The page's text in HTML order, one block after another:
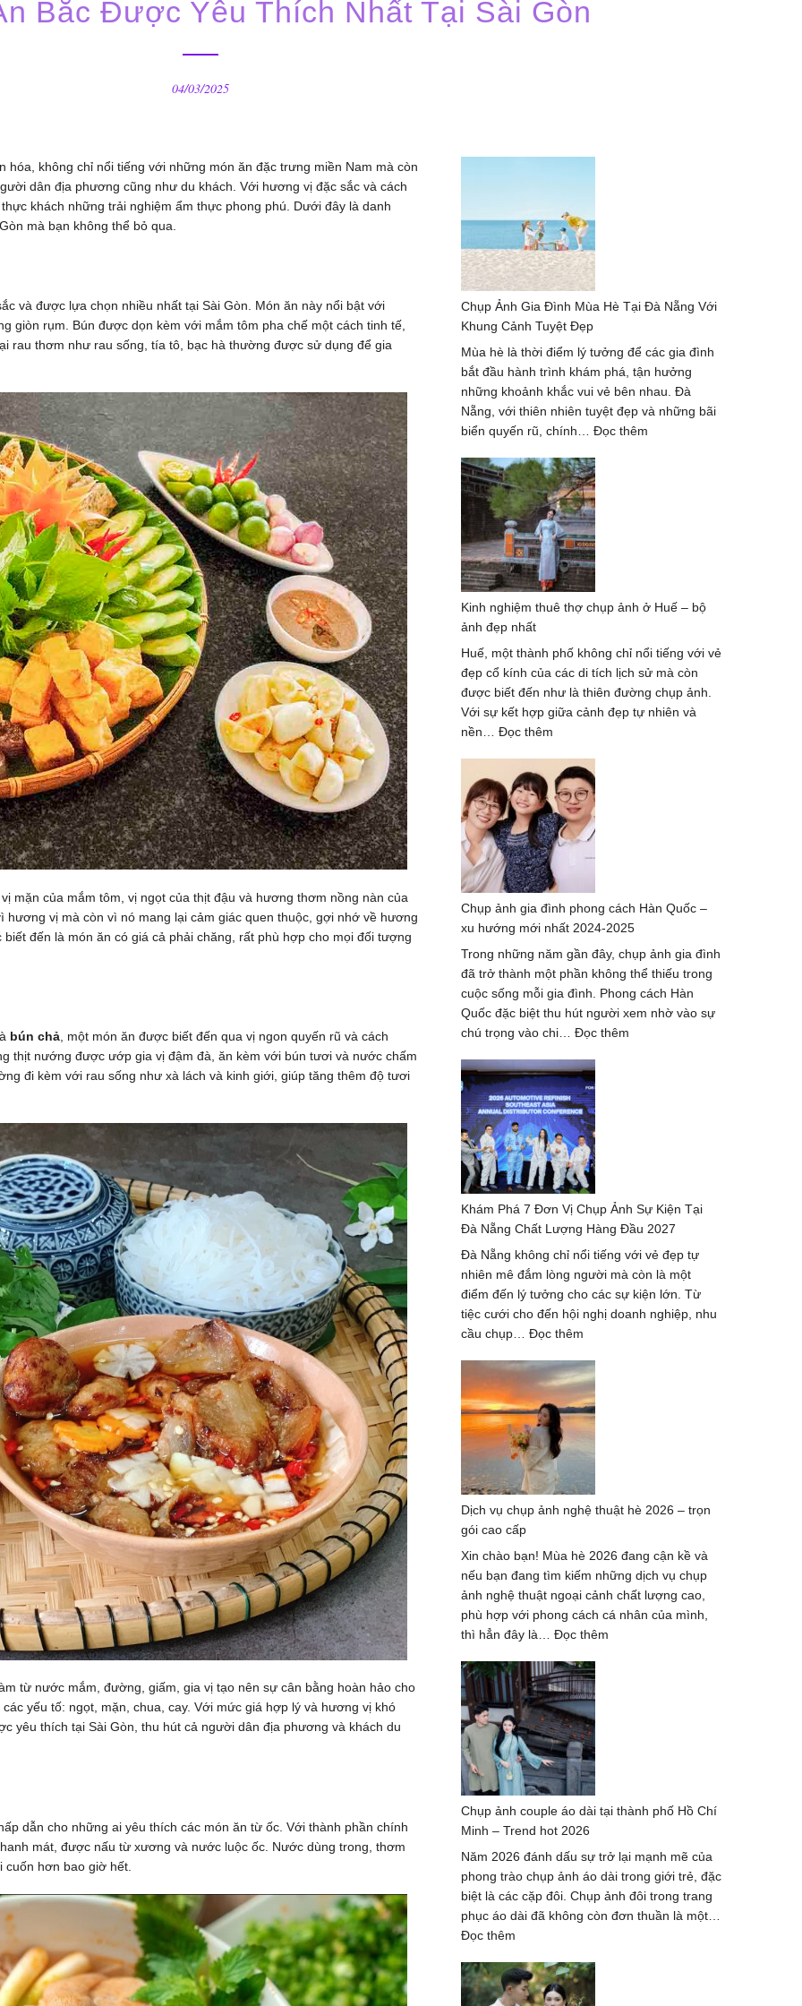
Bắc Được Yêu Thích Nhất Tại Sài Gòn
04/03/2025
không chỉ nổi tiếng với những món ăn đặc trưng miền Nam mà còn
dân địa phương cũng như du khách. Với hương vị đặc sắc và cách
khách những trải nghiệm ẩm thực phong phú. Dưới đây là danh
mà bạn không thể bỏ qua.
và được lựa chọn nhiều nhất tại Sài Gòn. Món ăn này nổi bật với
giòn rụm. Bún được dọn kèm với mắm tôm pha chế một cách tinh tế,
rau thơm như rau sống, tía tô, bạc hà thường được sử dụng để gia
mặn của mắm tôm, vị ngọt của thịt đậu và hương thơm nồng nàn của
vị mà còn vì nó mang lại cảm giác quen thuộc, gợi nhớ về hương
đến là món ăn có giá cả phải chăng, rất phù hợp cho mọi đối tượng
bún chả, một món ăn được biết đến qua vị ngon quyến rũ và cách
thịt nướng được ướp gia vị đậm đà, ăn kèm với bún tươi và nước chấm
đi kèm với rau sống như xà lách và kinh giới, giúp tăng thêm độ tươi
từ nước mắm, đường, giấm, gia vị tạo nên sự cân bằng hoàn hảo cho
yếu tố: ngọt, mặn, chua, cay. Với mức giá hợp lý và hương vị khó
yêu thích tại Sài Gòn, thu hút cả người dân địa phương và khách du
dẫn cho những ai yêu thích các món ăn từ ốc. Với thành phần chính
mát, được nấu từ xương và nước luộc ốc. Nước dùng trong, thơm
hơn bao giờ hết.
Chụp Ảnh Gia Đình Mùa Hè Tại Đà Nẵng Với
Khung Cảnh Tuyệt Đẹp
Mùa hè là thời điểm lý tưởng để các gia đình
bắt đầu hành trình khám phá, tận hưởng
những khoảnh khắc vui vẻ bên nhau. Đà
Nẵng, với thiên nhiên tuyệt đẹp và những bãi
biển quyến rũ, chính… Đọc thêm
Nẵng
Khung
Cảnh
Tuyệt
Đẹp
Kinh nghiệm thuê thợ chụp ảnh ở Huế – bộ
ảnh đẹp nhất
Huế, một thành phố không chỉ nổi tiếng với vẻ
đẹp cổ kính của các di tích lịch sử mà còn
được biết đến như là thiên đường chụp ảnh.
Với sự kết hợp giữa cảnh đẹp tự nhiên và
nền… Đọc thêm
nghiệm
thuê
thợ
chụp
ảnh
ở
Huế
–
bộ
đẹp
nhất
Chụp ảnh gia đình phong cách Hàn Quốc –
xu hướng mới nhất 2024-2025
Trong những năm gần đây, chụp ảnh gia đình
đã trở thành một phần không thể thiếu trong
cuộc sống mỗi gia đình. Phong cách Hàn
Quốc đặc biệt thu hút người xem nhờ vào sự
chú trọng vào chi… Đọc thêm
–
xu
hướng
mới
nhất
2024-
Khám Phá 7 Đơn Vị Chụp Ảnh Sự Kiện Tại
Đà Nẵng Chất Lượng Hàng Đầu 2027
Đà Nẵng không chỉ nổi tiếng với vẻ đẹp tự
nhiên mê đắm lòng người mà còn là một
điểm đến lý tưởng cho các sự kiện lớn. Từ
tiệc cưới cho đến hội nghị doanh nghiệp, nhu
cầu chụp… Đọc thêm
Phá
7
Đơn
Vị
Chụp
Sự
Kiện
Đà
Nẵng
Chất
Lượng
Hàng
2027
Dịch vụ chụp ảnh nghệ thuật hè 2026 – trọn
gói cao cấp
Xin chào bạn! Mùa hè 2026 đang cận kề và
nếu bạn đang tìm kiếm những dịch vụ chụp
ảnh nghệ thuật ngoại cảnh chất lượng cao,
phù hợp với phong cách cá nhân của mình,
thì hẳn đây là… Đọc thêm
–
gói
cao
cấp
Chụp ảnh couple áo dài tại thành phố Hồ Chí
Minh – Trend hot 2026
Năm 2026 đánh dấu sự trở lại mạnh mẽ của
phong trào chụp ảnh áo dài trong giới trẻ, đặc
biệt là các cặp đôi. Chụp ảnh đôi trong trang
phục áo dài đã không còn đơn thuần là một…
Đọc thêm
ảnh
couple